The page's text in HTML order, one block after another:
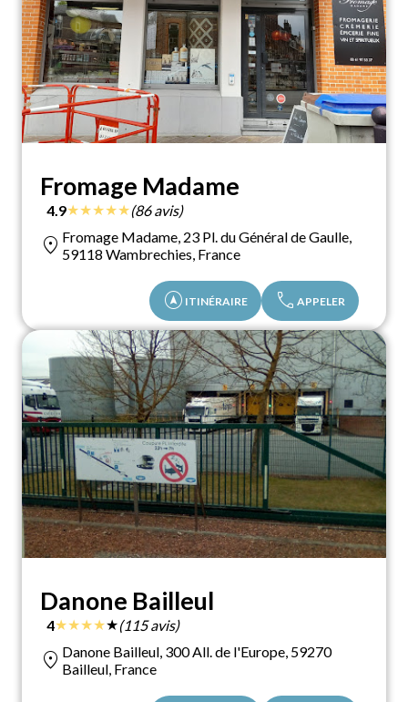
Fromage Madame
4.9★★★★★(86 avis)
location_on Fromage Madame, 23 Pl. du Général de Gaulle,
59118 Wambrechies, France
assistant_navigation ITINÉRAIRE call APPELER
Danone Bailleul
4★★★★★(115 avis)
location_on Danone Bailleul, 300 All. de l'Europe, 59270
Bailleul, France